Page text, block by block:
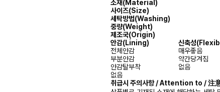
소재(Material)
사이즈(Size)
세탁방법(Washing)
중량(Weight)
제조국(Origin)
안감(Lining)
신축성
전체안감
매우좋음
부분안감
약간당겨짐
안감탈부착
없음
없음
취급시 주의사항 / Attention to / 注